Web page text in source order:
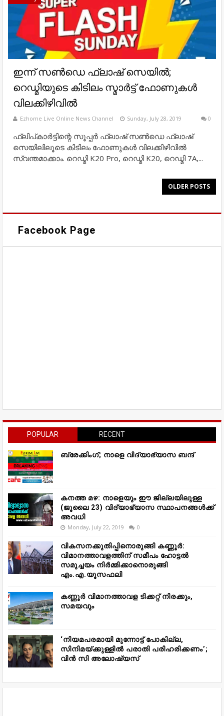
ഇന്ന് സൺഡെ ഫ്ലാഷ് സെയില്‍;
റെഡ്മിയുടെ കിടിലം സ്മാർട്ട് ഫോണുകൾ
വിലക്കിഴിവിൽ
Ezhome Live Online News Channel Sunday, July 28, 2019 0
ഫ്ലിപ്കാർട്ടിന്റെ സൂപ്പർ ഫ്ലാഷ് സൺഡെ ഫ്ലാഷ്
സെയിലിലൂടെ കിടിലം ഫോണുകൾ വിലക്കിഴിവിൽ
സ്വന്തമാക്കാം. റെഡ്മി K20 Pro, റെഡ്മി K20, റെഡ്മി 7A,...
OLDER POSTS
Facebook Page
POPULAR RECENT
ബ്രേക്കിംഗ്; നാളെ വിദ്യാഭ്യാസ ബന്ദ്
കനത്ത മഴ: നാളെയും ഈ ജില്ലയിലുള്ള
(ജൂലൈ 23) വിദ്യാഭ്യാസ സ്ഥാപനങ്ങൾക്ക്
അവധി
Monday, July 22, 2019 0
വികസനക്കുതിപ്പിനൊരുങ്ങി കണ്ണൂർ:
വിമാനത്താവളത്തിന് സമീപം ഹോട്ടൽ
സമുച്ചയം നിർമ്മിക്കാനൊരുങ്ങി
എം.എ.യൂസഫലി
കണ്ണൂർ വിമാനത്താവള ടിക്കറ്റ് നിരക്കും,
സമയവും
‘നിയമപരമായി മുന്നോട്ട് പോകില്ല,
സിനിമയ്ക്കുള്ളിൽ പരാതി പരിഹരിക്കണം’;
വിൻ സി അലോഷ്യസ്